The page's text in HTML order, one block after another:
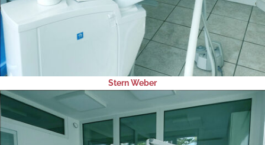
Stern Weber